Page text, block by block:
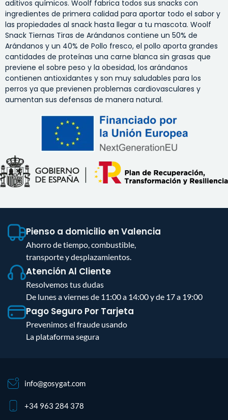
aditivos químicos. Woolf fabrica todos sus snacks con
ingredientes de primera calidad para aportar todo el sabor y
las propiedades al snack hasta llegar a tu mascota. Woolf
Snack Tiernas Tiras de Arándanos contiene un 50% de
Arándanos y un 40% de Pollo fresco, el pollo aporta grandes
cantidades de proteínas una carne blanca sin grasas que
previene el sobre peso y la obesidad, los arándanos
contienen antioxidantes y son muy saludables para los
perros ya que previenen problemas cardiovasculares y
aumentan sus defensas de manera natural.
Pienso a domicilio en Valencia
Ahorro de tiempo, combustible,
transporte y desplazamientos.
Atención Al Cliente
Resolvemos tus dudas
De lunes a viernes de 11:00 a 14:00 y de 17 a 19:00
Pago Seguro Por Tarjeta
Prevenimos el fraude usando
La plataforma segura
info@gosygat.com
+34 963 284 378